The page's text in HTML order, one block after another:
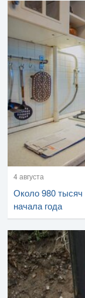
4 августа
Около 980 тысяч
начала года